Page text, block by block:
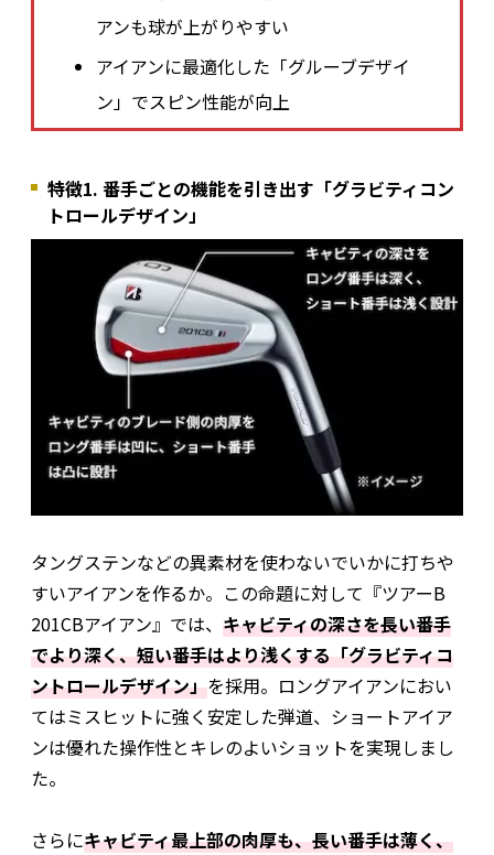
アンも球が上がりやすい
アイアンに最適化した「グルーブデザイ
ン」でスピン性能が向上
特徴1. 番手ごとの機能を引き出す「グラビティコン
トロールデザイン」
タングステンなどの異素材を使わないでいかに打ちや
すいアイアンを作るか。この命題に対して『ツアーB
201CBアイアン』では、 キャビティの深さを長い番手
でより深く、短い番手はより浅くする「グラビティコ
ントロールデザイン」を採用。ロングアイアンにおい
てはミスヒットに強く安定した弾道、ショートアイア
ンは優れた操作性とキレのよいショットを実現しまし
た。
さらにキャビティ最上部の肉厚も、長い番手は薄く、